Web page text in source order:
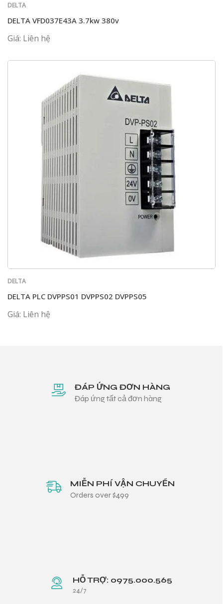
DELTA
DELTA VFD037E43A 3.7kw 380v
Giá: Liên hệ
DELTA
DELTA PLC DVPPS01 DVPPS02 DVPPS05
Giá: Liên hệ
ĐÁP ỨNG ĐƠN HÀNG
Đáp ứng tất cả đơn hàng
MIỄN PHÍ VẬN CHUYỂN
Orders over $499
HỖ TRỢ: 0975.000.565
24/7